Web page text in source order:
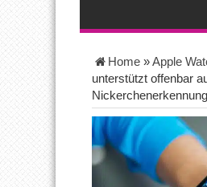
Home »Apple
unterstützt offenbar
Nickerchenerkennung